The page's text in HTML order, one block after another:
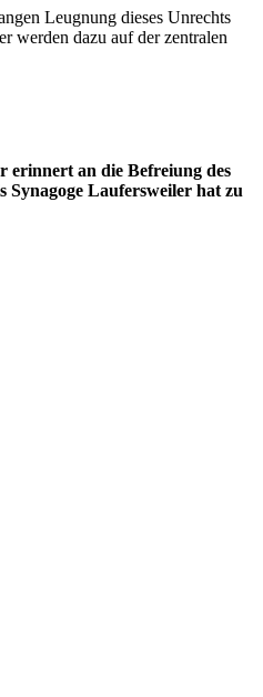
Leugnung dieses Unrechts
werden dazu auf der zentralen
erinnert an die Befreiung des
Laufersweiler hat zu